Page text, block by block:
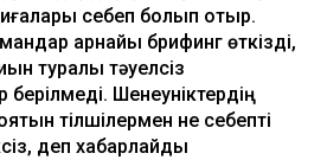
себеп болып отыр.
арнайы брифинг өткізді,
туралы тәуелсіз
берілмеді. Шенеуніктердің
тілшілермен не себепті
деп хабарлайды